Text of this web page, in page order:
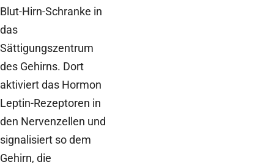
Blut-Hirn-Schranke in
das
Sättigungszentrum
des Gehirns. Dort
aktiviert das Hormon
Leptin-Rezeptoren in
den Nervenzellen und
signalisiert so dem
Gehirn, die